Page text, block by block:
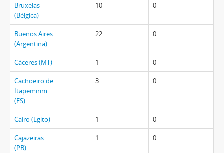
Bruxelas
(Bélgica)
10 0
Buenos Aires
(Argentina)
22 0
Cáceres (MT) 1 0
Cachoeiro de
Itapemirim
(ES)
3 0
Cairo (Egito) 1 0
Cajazeiras
(PB)
1 0